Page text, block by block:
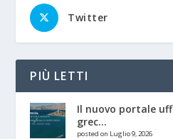
Twitter
PIÙ LETTI
Il nuovo portale
grec...
posted on Luglio 9, 2026